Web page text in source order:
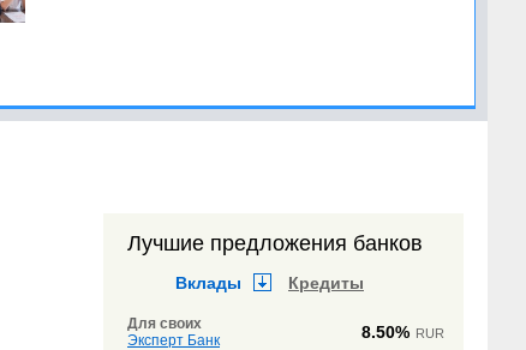
Лучшие предложения банков
Вклады Кредиты
Для своих
Эксперт Банк
8.50% RUR